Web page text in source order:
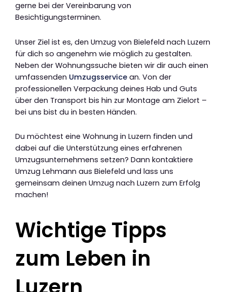
gerne bei der Vereinbarung von
Besichtigungsterminen.
Unser Ziel ist es, den Umzug von Bielefeld nach Luzern
für dich so angenehm wie möglich zu gestalten.
Neben der Wohnungssuche bieten wir dir auch einen
umfassenden Umzugsservice an. Von der
professionellen Verpackung deines Hab und Guts
über den Transport bis hin zur Montage am Zielort –
bei uns bist du in besten Händen.
Du möchtest eine Wohnung in Luzern finden und
dabei auf die Unterstützung eines erfahrenen
Umzugsunternehmens setzen? Dann kontaktiere
Umzug Lehmann aus Bielefeld und lass uns
gemeinsam deinen Umzug nach Luzern zum Erfolg
machen!
Wichtige Tipps
zum Leben in